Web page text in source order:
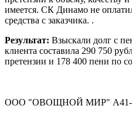
имеется. СК Динамо не
средства с заказчика. .
Результат: Взыскали долг с
клиента составила 290 750
претензии и 178 400 пени по
ООО "ОВОЩНОЙ МИР" А41-